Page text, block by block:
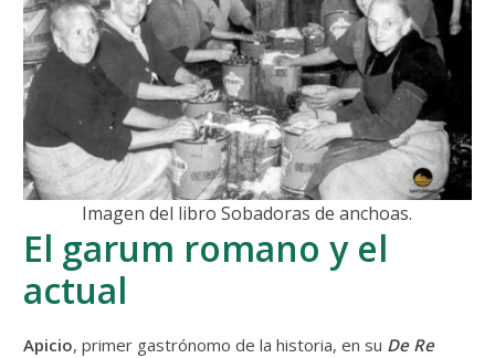
Imagen del libro Sobadoras de anchoas.
El garum romano y el
actual
Apicio, primer gastrónomo de la historia, en su De Re